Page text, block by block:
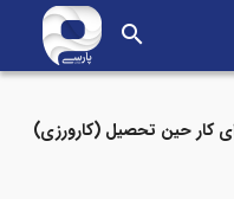
search
کار حین تحصیل (کارورزی)